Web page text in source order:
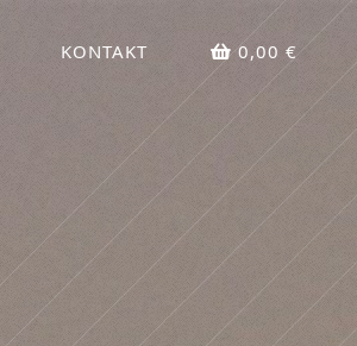
KONTAKT 0,00 €